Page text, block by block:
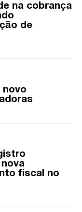
na cobrança
de
novo
fiscal no